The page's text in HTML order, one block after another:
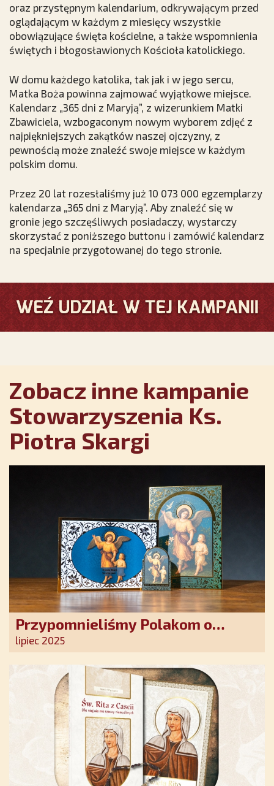
oraz przystępnym kalendarium, odkrywającym przed
oglądającym w każdym z miesięcy wszystkie
obowiązujące święta kościelne, a także wspomnienia
świętych i błogosławionych Kościoła katolickiego.
W domu każdego katolika, tak jak i w jego sercu,
Matka Boża powinna zajmować wyjątkowe miejsce.
Kalendarz „365 dni z Maryją”, z wizerunkiem Matki
Zbawiciela, wzbogaconym nowym wyborem zdjęć z
najpiękniejszych zakątków naszej ojczyzny, z
pewnością może znaleźć swoje miejsce w każdym
polskim domu.
Przez 20 lat rozesłaliśmy już 10 073 000 egzemplarzy
kalendarza „365 dni z Maryją”. Aby znaleźć się w
gronie jego szczęśliwych posiadaczy, wystarczy
skorzystać z poniższego buttonu i zamówić kalendarz
na specjalnie przygotowanej do tego stronie.
Zobacz inne kampanie
Stowarzyszenia Ks.
Piotra Skargi
Przypomnieliśmy Polakom o
obecności Anioła Stróża!
lipiec 2025